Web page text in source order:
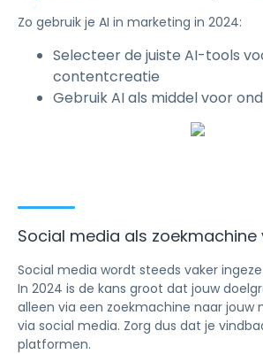
Zo gebruik je AI in marketing in 2024:
Selecteer de juiste AI-tools
contentcreatie
Gebruik AI als middel voor
Social media als zoekmachine
Social media wordt steeds vaker
In 2024 is de kans groot dat jouw
alleen via een zoekmachine naar jouw
via social media. Zorg dus dat je
platformen.